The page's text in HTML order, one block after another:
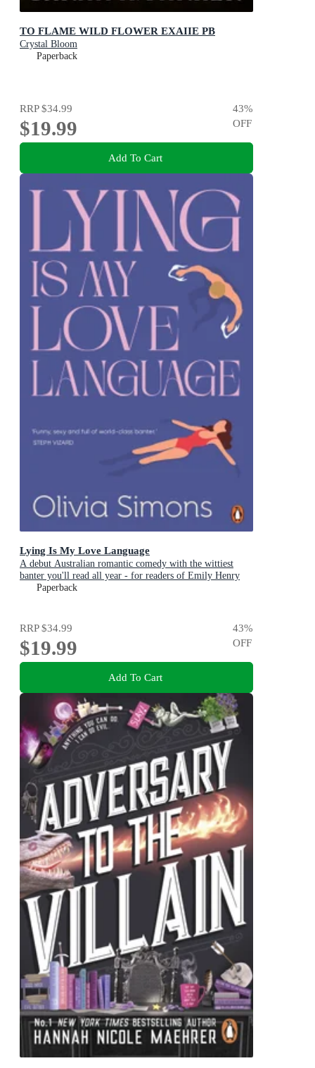
TO FLAME WILD FLOWER EXAIIE PB
Crystal Bloom
Paperback
RRP$34.99
$19.99
43%
OFF
Add To Cart
Lying Is My Love Language
A debut Australian romantic comedy with the wittiest
banter you'll read all year - for readers of Emily Henry
and Zoë Foster Blake
Paperback
RRP$34.99
$19.99
43%
OFF
Add To Cart